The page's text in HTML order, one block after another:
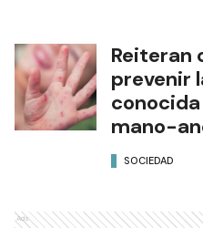
Reiteran
prevenir
mano-
SOCIEDAD
Ads